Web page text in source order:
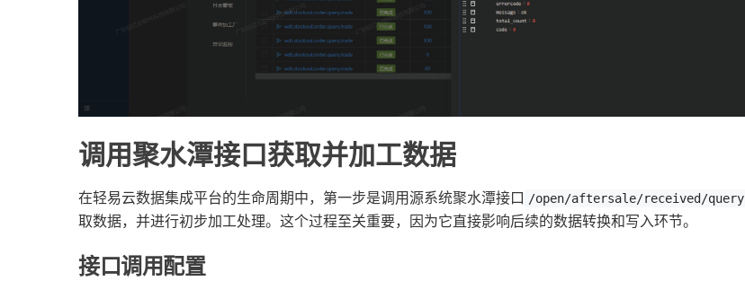
调用聚水潭接口获取并加工数据
在轻易云数据集成平台的生命周期中，第一步是调用源系统聚水潭接口 /open/aftersale/received/query
取数据，并进行初步加工处理。这个过程至关重要，因为它直接影响后续的数据转换和写入环节。
接口调用配置